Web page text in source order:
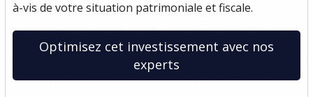
à-vis de votre situation patrimoniale et fiscale.
Optimisez cet investissement avec nos
experts